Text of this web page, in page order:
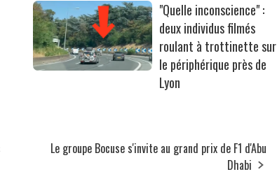
"Quelle inconscience" :
deux individus filmés
roulant à trottinette sur
le périphérique près de
Lyon
Le groupe Bocuse s'invite au grand prix de F1 d'Abu
Dhabi